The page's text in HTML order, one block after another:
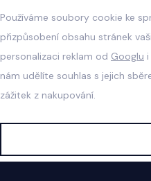
Používáme soubory cookie ke
přizpůsobení obsahu stránek
personalizaci reklam od Googlu
nám udělíte souhlas s jejich
zážitek z nakupování.